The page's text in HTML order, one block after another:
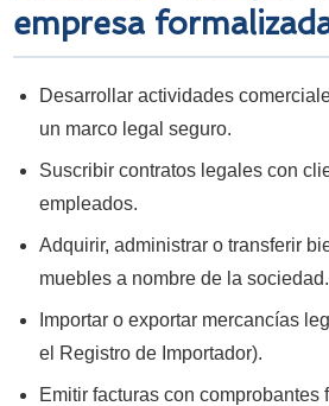
empresa
Desarrollar actividades
un marco legal seguro.
Suscribir contratos legales con
empleados.
Adquirir, administrar o transferir
muebles a nombre de la sociedad.
Importar o exportar mercancías
el Registro de Importador).
Emitir facturas con